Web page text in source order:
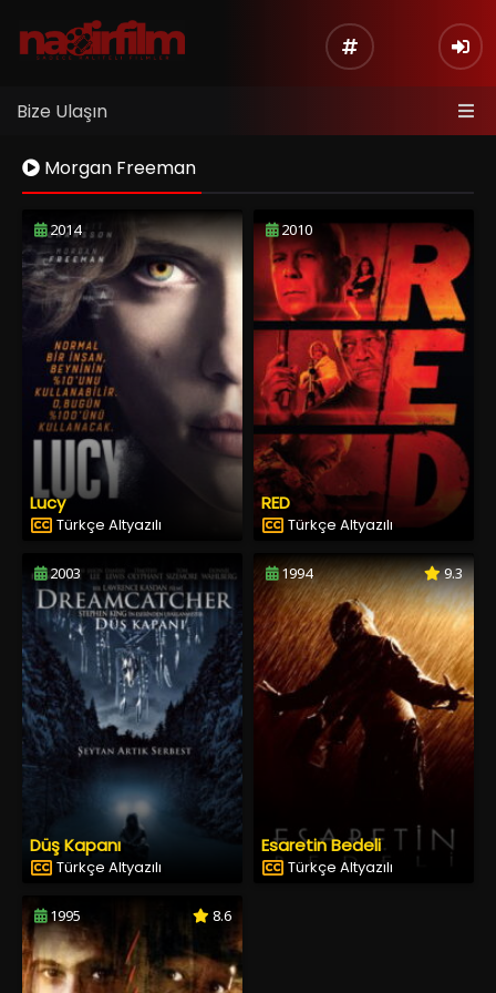
Bize Ulaşın
Morgan Freeman
2014
Lucy
Türkçe Altyazılı
2010
RED
Türkçe Altyazılı
2003
Düş Kapanı
Türkçe Altyazılı
1994 9.3
Esaretin Bedeli
Türkçe Altyazılı
1995 8.6